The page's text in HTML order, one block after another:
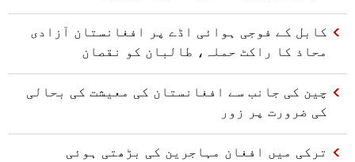
کابل کے فوجی ہوائی اڈے پر افغانستان آزادی
محاذ کا راکٹ حملہ، طالبان کو نقصان
چین کی جانب سے افغانستان کی معیشت کی بحالی
کی ضرورت پر زور
ترکی میں افغان مہاجرین کی بڑھتی ہوئی